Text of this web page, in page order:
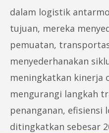
dalam logistik
tujuan, mereka
pemuatan,
menyederhanakan
meningkatkan kinerja
mengurangi langkah
penanganan, efisiensi
ditingkatkan sebesar